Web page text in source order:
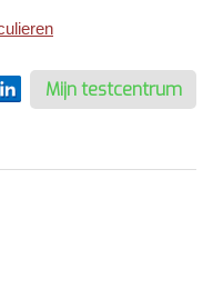
Mijn testcentrum